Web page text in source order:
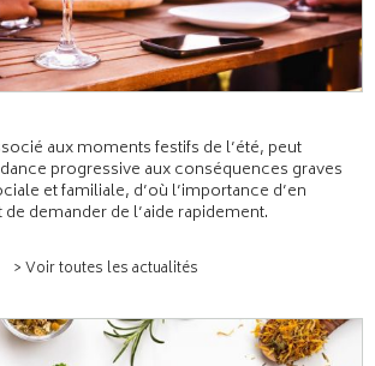
aux moments festifs de l’été, peut
progressive aux conséquences graves
et familiale, d’où l’importance d’en
demander de l’aide rapidement.
> Voir toutes les actualités